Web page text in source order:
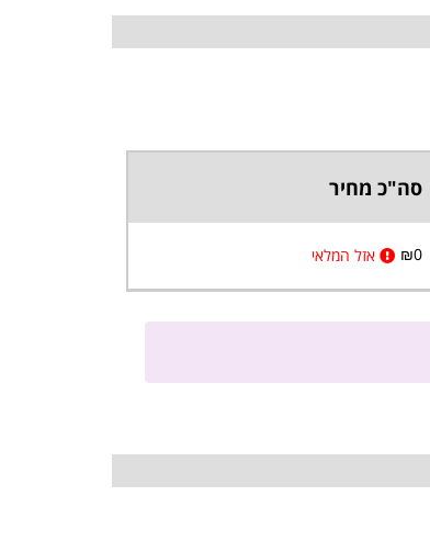
סה"כ מחיר
₪0 אזל המלאי